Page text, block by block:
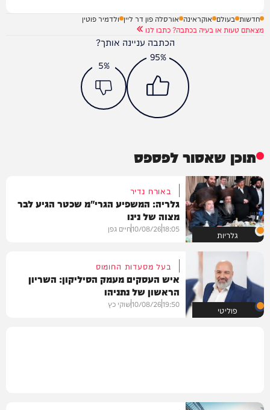
חדשות בעולם אוקראינה אורסלה פון דר ליין ולדמיר פוטין
מצאתם טעות או בעיה בכתבה? כתבו לנו
הכתבה עניינה אותך?
95%
5%
תוכן שאסור לפספס
גלריות
באורח נדיר
גלריה: המשפיע הגרי"מ שכטר הגיע לבר
מצוה של נינו
18:05
10/08/26חיים גפן
פוליטי
בעל מסעדות החומוס
איש העסקים מעמק הסיליקון: השריון
הראשון של נתניהו
19:50
10/08/26שוקי כץ